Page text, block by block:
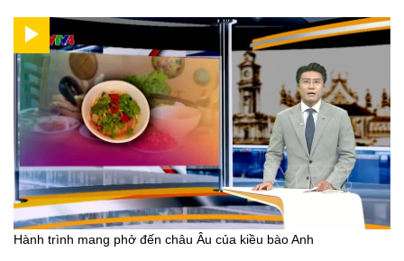
Hành trình mang phở đến châu Âu của kiều bào Anh